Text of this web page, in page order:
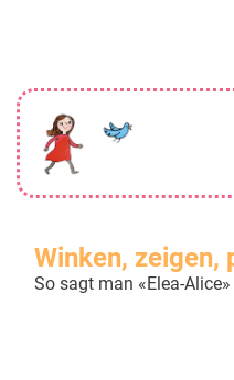
Winken, zeigen,
So sagt man «Elea-Alice»